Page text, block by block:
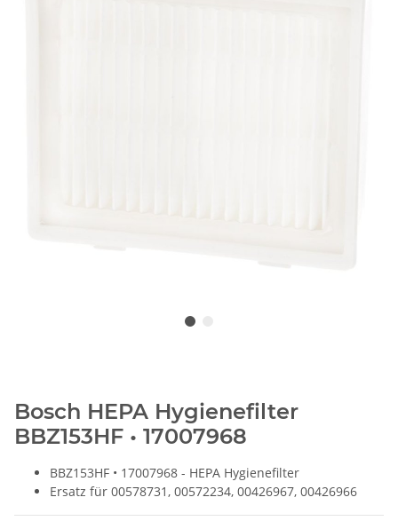
Bosch HEPA Hygienefilter
BBZ153HF • 17007968
BBZ153HF • 17007968 - HEPA Hygienefilter
Ersatz für 00578731, 00572234, 00426967, 00426966